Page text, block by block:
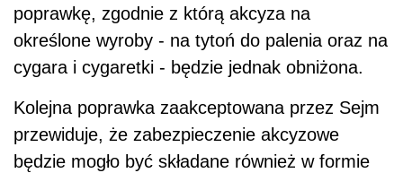
poprawkę, zgodnie z którą akcyza na
określone wyroby - na tytoń do palenia oraz na
cygara i cygaretki - będzie jednak obniżona.
Kolejna poprawka zaakceptowana przez Sejm
przewiduje, że zabezpieczenie akcyzowe
będzie mogło być składane również w formie